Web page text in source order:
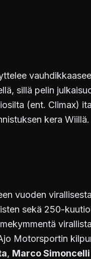
sillä pelin
(ent. Climax)
kera
vuoden
sekä 250-
Motorsportin
, Marco Simoncelli